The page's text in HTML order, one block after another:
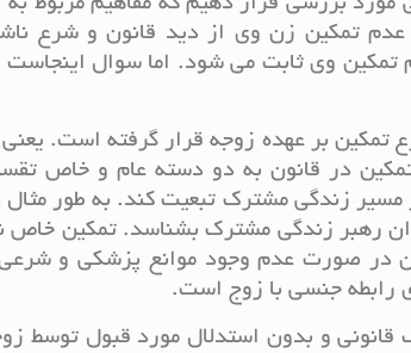
مورد بررسی قرار دهیم که مفاهیم مربوط به
تمکین زن وی از دید قانون و شرع
تمکین وی ثابت می شود. اما سوال اینجاست
بر عهده زوجه قرار گرفته است. یعنی
در قانون به دو دسته عام و خاص
زندگی مشترک تبعیت کند. به طور مثال
رهبر زندگی مشترک بشناسد. تمکین خاص
در صورت عدم وجود موانع پزشکی و
رابطه جنسی با زوج است.
و بدون استدلال مورد قبول توسط